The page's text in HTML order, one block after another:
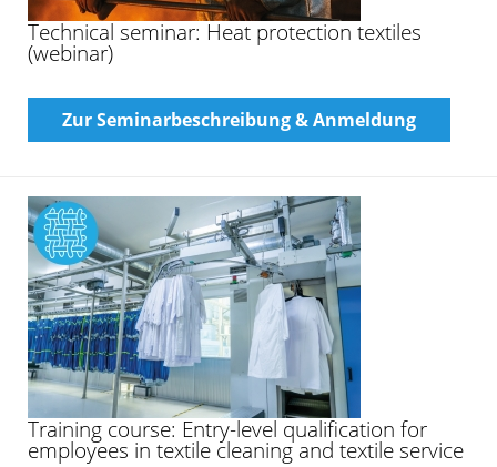
Technical seminar: Heat protection textiles
(webinar)
Zur Seminarbeschreibung & Anmeldung
Training course: Entry-level qualification for
employees in textile cleaning and textile service